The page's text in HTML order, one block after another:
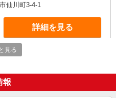
限定しての募集のため、勤務時
ご確認ください。
仙川町3-4-1
詳細を見る
ットでの店舗業務
前職給と経験等を優遇の上、当社
定します★ （高 卒）月給
見る
報